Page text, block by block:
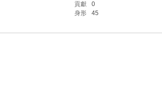
貢獻 0
身形 45